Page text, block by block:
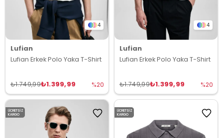
4
Lufian
Lufian Erkek Polo Yaka T-Shirt
₺1.399,99
₺1.749,99 %20
4
Lufian
Lufian Erkek Polo Yaka T-Shirt
₺1.399,99
₺1.749,99 %20
ÜCRETSIZ
KARGO
ÜCRETSIZ
KARGO